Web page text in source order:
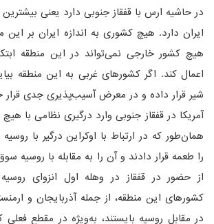
در حاشیه ارس با قفقاز جنوبی دارد یعنی بیشترین
ایران دارد. هیچ کشوری به اندازه ایران بر
هیچ کشور خارجی نمی‌تواند در این منطقه
اعمال کند. اگر کشورهای غربی به این منطقه
شیر قرار داده و در معرض آسیب‌پذیری جدی قرار
آمریکا در قفقاز جنوبی وارد درگیری نظامی با
همان‌طور که در ارتباط با اوکراین درگیر با
را طعمه قرار دادند و آن را به مقابله با روسیه
از حضور در قفقاز در وهله اول انزوای
کشورهای این منطقه، از جمله آذربایجان و
در مقابل روسیه بایستند، به‌ویژه در مقطع فعلی